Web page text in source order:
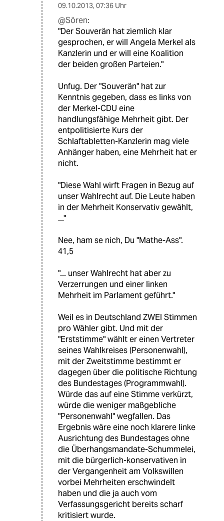
09.10.2013, 07:36 Uhr
@Sören:
"Der Souverän hat ziemlich klar
gesprochen, er will Angela Merkel als
Kanzlerin und er will eine Koalition
der beiden großen Parteien."
Unfug. Der "Souverän" hat zur
Kenntnis gegeben, dass es links von
der Merkel-CDU eine
handlungsfähige Mehrheit gibt. Der
entpolitisierte Kurs der
Schlaftabletten-Kanzlerin mag viele
Anhänger haben, eine Mehrheit hat er
nicht.
"Diese Wahl wirft Fragen in Bezug auf
unser Wahlrecht auf. Die Leute haben
in der Mehrheit Konservativ gewählt,
..."
Nee, ham se nich, Du "Mathe-Ass".
41,5
"... unser Wahlrecht hat aber zu
Verzerrungen und einer linken
Mehrheit im Parlament geführt."
Weil es in Deutschland ZWEI Stimmen
pro Wähler gibt. Und mit der
"Erststimme" wählt er einen Vertreter
seines Wahlkreises (Personenwahl),
mit der Zweitstimme bestimmt er
dagegen über die politische Richtung
des Bundestages (Programmwahl).
Würde das auf eine Stimme verkürzt,
würde die weniger maßgebliche
"Personenwahl" wegfallen. Das
Ergebnis wäre eine noch klarere linke
Ausrichtung des Bundestages ohne
die Überhangsmandate-Schummelei,
mit die bürgerlich-konservativen in
der Vergangenheit am Volkswillen
vorbei Mehrheiten erschwindelt
haben und die ja auch vom
Verfassungsgericht bereits scharf
kritisiert wurde.